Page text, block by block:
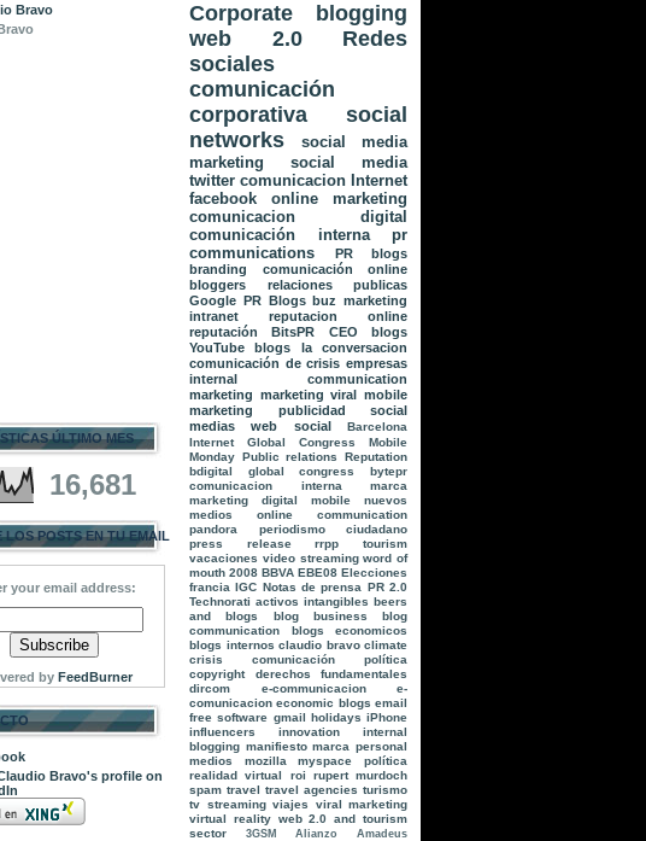
ÚLTIMO MES
16,681
LOS POSTS EN TU EMAIL
your email address:
by FeedBurner
Corporate blogging
web 2.0
Redes
sociales
comunicación
corporativa
social
networks
social media
marketing
social media
twitter comunicacion Internet
facebook
online marketing
comunicacion digital
comunicación interna
pr
communications
PR
blogs
branding
comunicación online
bloggers
relaciones publicas
Google PR Blogs buz marketing
intranet
reputacion online
reputación
BitsPR
CEO blogs
YouTube
blogs la conversacion
comunicación de crisis empresas
internal communication
marketing marketing viral mobile
marketing
publicidad
social
medias
web social
Barcelona
Internet Global Congress
Mobile
Monday Public relations
Reputation
bdigital global congress
bytepr
comunicacion interna
marca
marketing digital
mobile
nuevos
medios
online communication
pandora
periodismo ciudadano
press release
rrpp
tourism
vacaciones video streaming word of
mouth 2008 BBVA EBE08 Elecciones
francia IGC Notas de prensa PR 2.0
Technorati activos intangibles beers
and blogs
blog business
blog
communication
blogs economicos
blogs internos claudio bravo climate
crisis
comunicación política
copyright
derechos fundamentales
dircom
e-communicacion
e-
comunicacion economic blogs email
free software gmail holidays iPhone
influencers
innovation
internal
blogging manifiesto marca personal
medios
mozilla myspace
política
realidad virtual
roi
rupert murdoch
spam travel travel agencies turismo
tv streaming viajes
viral marketing
virtual reality web 2.0 and tourism
sector
3GSM Alianzo
Amadeus